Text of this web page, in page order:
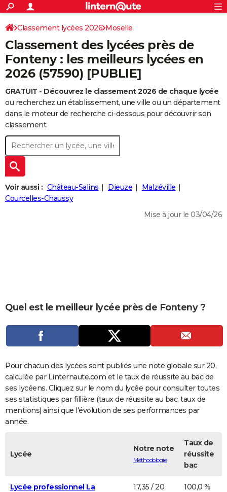
ACTUALITÉS
Politique
Société
Faits Divers
Education
Monde
Villes
+
SPORT
Coupe du monde 2026
Football
Tennis
Cyclisme
Rugby
Forum
Programme TV
TNT
Streaming
Cinéma
Sorties cinéma
Musique
+
FINANCE
Retraite
Impôts
Epargne
Immobilier
Risques naturels par ville
Banque
Assurance
Crédit
AUTO
Essais
Réserver un essai
Citadines
Berlines
SUV
Forum auto
+
HIGH-TECH
BRICOLAGE
Forum
Aménagement intérieur
Extérieur
Cuisine
Salle de bains
Jardinage
Rangement
+WEEK-END
Guides de France
Escapades
Patrimoine
Expositions
Musées
Week-end nature
+
LIFESTYLE
Art de vivre
Bien-être
Loisirs
Mode
Modes de vie
+SANTE
Dictionnaire
Biographies
Expressions
Proverbes
PROGRAMME TV
COPAINS D'AVANT
S'inscrire
Se connecter
Lycées
Collèges
Primaires
Universités
Entreprises
Service militaire
Avis de recherche
AVIS DE DÉCÈS
FORUM
Bricolage
Lifestyle
Culture
Sport
Auto
Television
Voyage
Cinema
S'inscrire
Connexion
Classement lycées 2026 Moselle
Classement des lycées près de
Fonteny : les meilleurs lycées en
2026 (57590) [PUBLIE]
GRATUIT - Découvrez le classement 2026 de chaque lycée
ou recherchez un établissement, une ville ou un département
dans le moteur de recherche ci-dessous pour découvrir son
classement.
Voir aussi : Château-Salins Dieuze
Malzéville
Courcelles-Chaussy
Mise à jour le 03/04/26
Quel est le meilleur lycée près de Fonteny ?
Pour chacun des lycées sont publiés une note globale sur 20,
calculée par Linternaute.com et le taux de réussite au bac de
ses lycéens. Cliquez sur le nom du lycée pour consulter toutes
ses statistiques par fillière (taux de réussite au bac, taux de
mentions) ainsi que l'évolution de ses performances par
année.
Lycée
Notre note
Méthodologie
Taux de
réussite
bac
Lycée professionnel La
17,35 / 20 100,0 %